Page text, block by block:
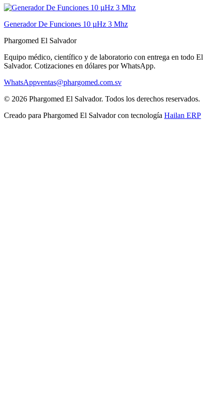
Generador De Funciones 10 µHz 3 Mhz
Phargomed El Salvador
Equipo médico, científico y de laboratorio con entrega en todo El
Salvador. Cotizaciones en dólares por WhatsApp.
WhatsAppventas@phargomed.com.sv
© 2026 Phargomed El Salvador. Todos los derechos reservados.
Creado para Phargomed El Salvadorcon tecnología Hailan ERP